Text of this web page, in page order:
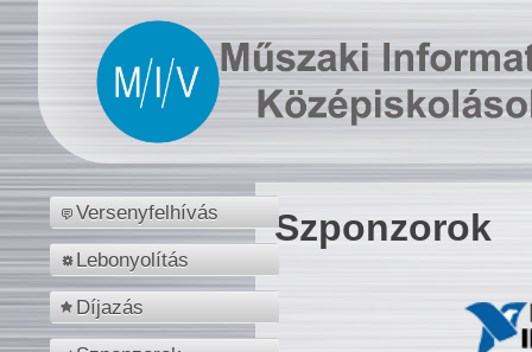
Versenyfelhívás
Lebonyolítás
Díjazás
Szponzorok